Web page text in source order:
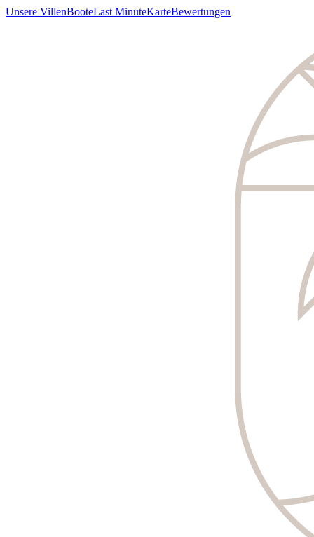
Unsere VillenBooteLast MinuteKarteBewertungen